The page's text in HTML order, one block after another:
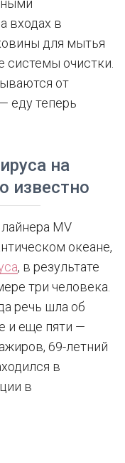
входах в
для мытья
системы очистки.
от
еду теперь
на
известно
MV
океане,
, в результате
три человека.
речь шла об
и еще пяти —
69-летний
в
в